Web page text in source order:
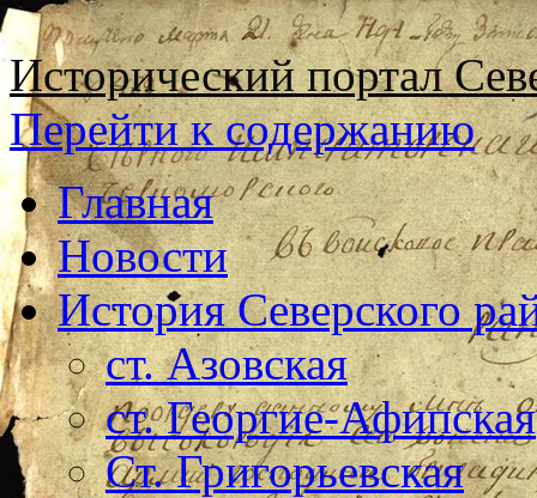
Исторический портал
Перейти к содержанию
Главная
Новости
История Северского
ст. Азовская
ст. Георгие-Афипская
Ст. Григорьевская